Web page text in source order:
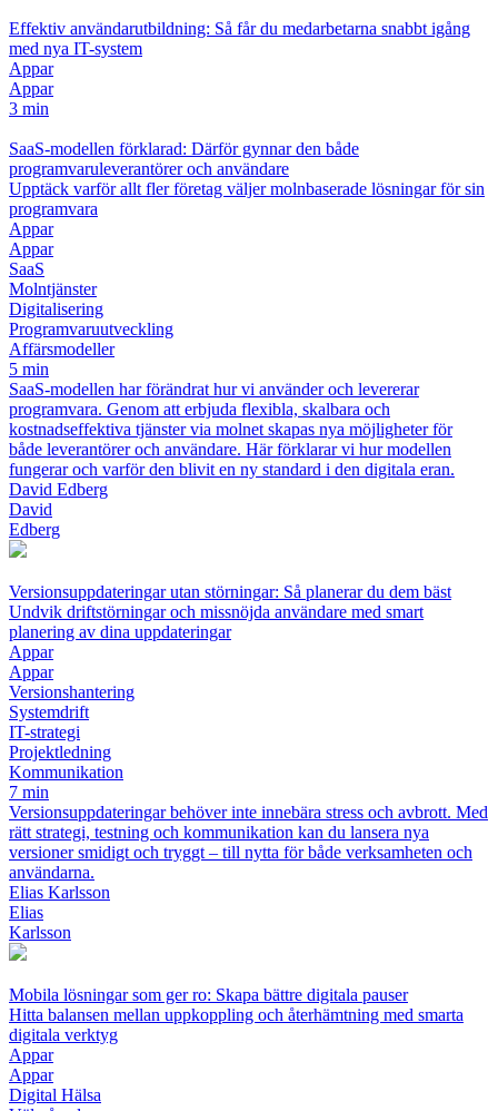
Effektiv användarutbildning: Så får du medarbetarna snabbt igång
med nya IT-system
Appar
Appar
3 min
SaaS-modellen förklarad: Därför gynnar den både
programvaruleverantörer och användare
Upptäck varför allt fler företag väljer molnbaserade lösningar för sin
programvara
Appar
Appar
SaaS
Molntjänster
Digitalisering
Programvaruutveckling
Affärsmodeller
5 min
SaaS-modellen har förändrat hur vi använder och levererar
programvara. Genom att erbjuda flexibla, skalbara och
kostnadseffektiva tjänster via molnet skapas nya möjligheter för
både leverantörer och användare. Här förklarar vi hur modellen
fungerar och varför den blivit en ny standard i den digitala eran.
David Edberg
David
Edberg
Versionsuppdateringar utan störningar: Så planerar du dem bäst
Undvik driftstörningar och missnöjda användare med smart
planering av dina uppdateringar
Appar
Appar
Versionshantering
Systemdrift
IT-strategi
Projektledning
Kommunikation
7 min
Versionsuppdateringar behöver inte innebära stress och avbrott. Med
rätt strategi, testning och kommunikation kan du lansera nya
versioner smidigt och tryggt – till nytta för både verksamheten och
användarna.
Elias Karlsson
Elias
Karlsson
Mobila lösningar som ger ro: Skapa bättre digitala pauser
Hitta balansen mellan uppkoppling och återhämtning med smarta
digitala verktyg
Appar
Appar
Digital Hälsa